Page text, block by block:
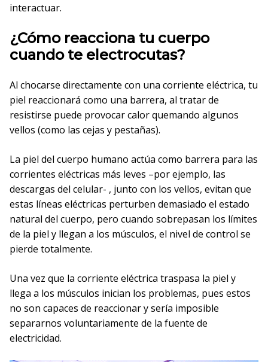
interactuar.
¿Cómo reacciona tu cuerpo
cuando te electrocutas?
Al chocarse directamente con una corriente eléctrica, tu
piel reaccionará como una barrera, al tratar de
resistirse puede provocar calor quemando algunos
vellos (como las cejas y pestañas).
La piel del cuerpo humano actúa como barrera para las
corrientes eléctricas más leves –por ejemplo, las
descargas del celular- , junto con los vellos, evitan que
estas líneas eléctricas perturben demasiado el estado
natural del cuerpo, pero cuando sobrepasan los límites
de la piel y llegan a los músculos, el nivel de control se
pierde totalmente.
Una vez que la corriente eléctrica traspasa la piel y
llega a los músculos inician los problemas, pues estos
no son capaces de reaccionar y sería imposible
separarnos voluntariamente de la fuente de
electricidad.